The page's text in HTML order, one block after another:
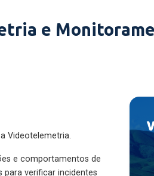
e
Videotelemetria.
e comportamentos de
para verificar incidentes